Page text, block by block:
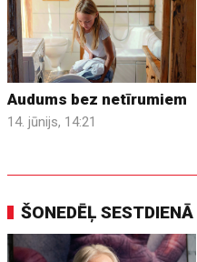
Audums bez netīrumiem
14. jūnijs, 14:21
ŠONEDĒĻ SESTDIENĀ